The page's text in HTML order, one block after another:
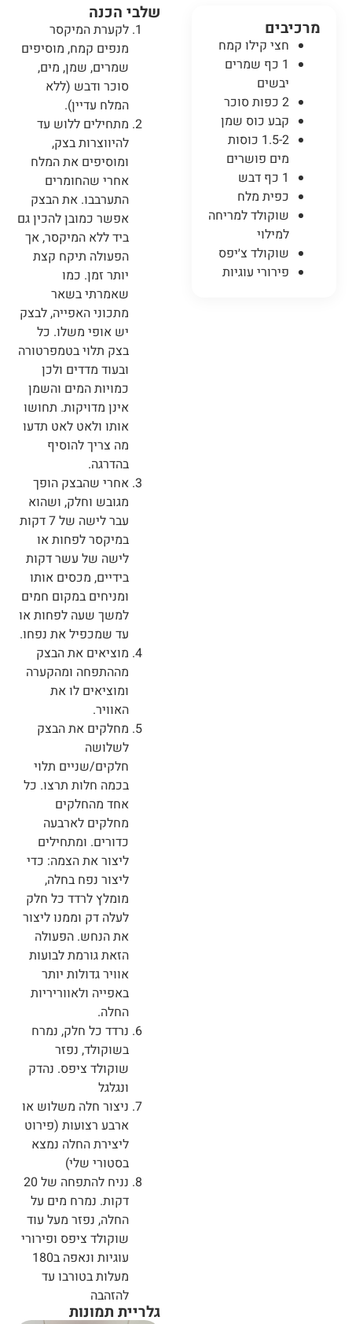
מרכיבים
חצי קילו קמח
1 כף שמרים
יבשים
2 כפות סוכר
קבע כוס שמן
1.5-2 כוסות
מים פושרים
1 כף דבש
כפית מלח
שוקולד למריחה
למילוי
שוקולד צ׳יפס
פירורי עוגיות
שלבי הכנה
לקערת המיקסר
מנפים קמח, מוסיפים
שמרים, שמן, מים,
סוכר ודבש (ללא
המלח עדיין).
מתחילים ללוש עד
להיווצרות בצק,
ומוסיפים את המלח
אחרי שהחומרים
התערבבו. את הבצק
אפשר כמובן להכין גם
ביד ללא המיקסר, אך
הפעולה תיקח קצת
יותר זמן. כמו
שאמרתי בשאר
מתכוני האפייה, לבצק
יש אופי משלו. כל
בצק תלוי בטמפרטורה
ובעוד מדדים ולכן
כמויות המים והשמן
אינן מדויקות. תחושו
אותו ולאט לאט תדעו
מה צריך להוסיף
בהדרגה.
אחרי שהבצק הופך
מגובש וחלק, ושהוא
עבר לישה של 7 דקות
במיקסר לפחות או
לישה של עשר דקות
בידיים, מכסים אותו
ומניחים במקום חמים
למשך שעה לפחות או
עד שמכפיל את נפחו.
מוציאים את הבצק
מההתפחה ומהקערה
ומוציאים לו את
האוויר.
מחלקים את הבצק
לשלושה
חלקים/שניים תלוי
בכמה חלות תרצו. כל
אחד מהחלקים
מחלקים לארבעה
כדורים. ומתחילים
ליצור את הצמה: כדי
ליצור נפח בחלה,
מומלץ לרדד כל חלק
לעלה דק וממנו ליצור
את הנחש. הפעולה
הזאת גורמת לבועות
אוויר גדולות יותר
באפייה ולאווריריות
החלה.
נרדד כל חלק, נמרח
בשוקולד, נפזר
שוקולד ציפס. נהדק
ונגלגל
ניצור חלה משלוש או
ארבע רצועות (פירוט
ליצירת החלה נמצא
בסטורי שלי)
נניח להתפחה של 20
דקות. נמרח מים על
החלה, נפזר מעל עוד
שוקולד ציפס ופירורי
עוגיות ונאפה ב180
מעלות בטורבו עד
להזהבה
גלריית תמונות